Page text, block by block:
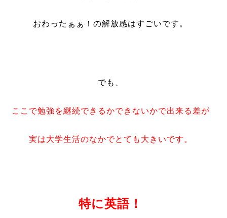
おわったぁぁ！の解放感はすごいです。
でも、
ここで勉強を継続できるかできないかで出来る差が
実は大学生活のなかでとても大きいです。
特に英語！